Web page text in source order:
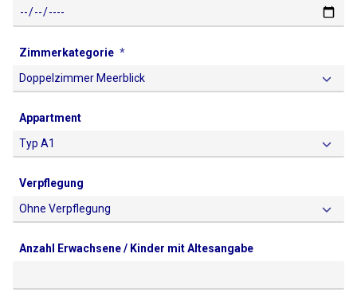
Zimmerkategorie
Appartment
Verpflegung
Anzahl Erwachsene / Kinder mit Altesangabe